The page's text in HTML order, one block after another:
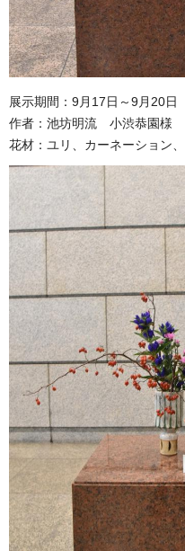
展示期間：9月17日～9月20日
作者：池坊明流 小渋恭園様
花材：ユリ、カーネーション